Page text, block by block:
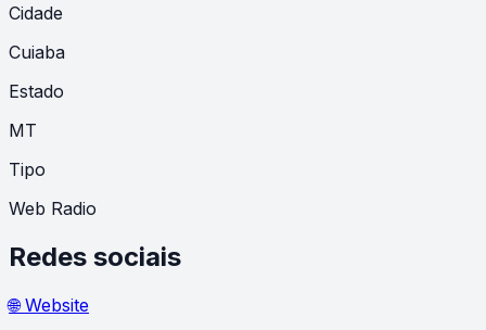
Cidade
Cuiaba
Estado
MT
Tipo
Web Radio
Redes sociais
🌐 Website